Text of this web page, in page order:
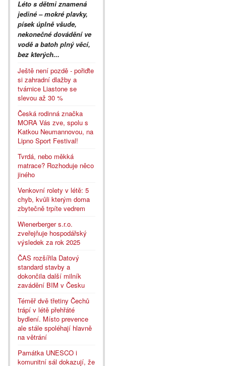
Léto s dětmi znamená
jediné – mokré plavky,
písek úplně všude,
nekonečné dovádění ve
vodě a batoh plný věcí,
bez kterých...
Ještě není pozdě - pořiďte
si zahradní dlažby a
tvárnice Liastone se
slevou až 30 %
Česká rodinná značka
MORA Vás zve, spolu s
Katkou Neumannovou, na
Lipno Sport Festival!
Tvrdá, nebo měkká
matrace? Rozhoduje něco
jiného
Venkovní rolety v létě: 5
chyb, kvůli kterým doma
zbytečně trpíte vedrem
Wienerberger s.r.o.
zveřejňuje hospodářský
výsledek za rok 2025
ČAS rozšířila Datový
standard stavby a
dokončila další milník
zavádění BIM v Česku
Téměř dvě třetiny Čechů
trápí v létě přehřáté
bydlení. Místo prevence
ale stále spoléhají hlavně
na větrání
Památka UNESCO i
komunitní sál dokazují, že